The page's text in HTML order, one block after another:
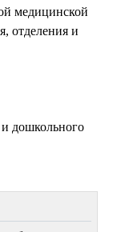
медицинской
отделения и
дошкольного